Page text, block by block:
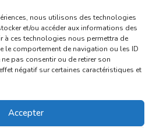
nous utilisons des technologies
et/ou accéder aux informations des
à ces technologies nous permettra de
le comportement de navigation ou les ID
pas consentir ou de retirer son
négatif sur certaines caractéristiques et
Accepter
août :pharmacie
Saint-Jacques)
août :pharmacie
allées Aristide
:pharmacie